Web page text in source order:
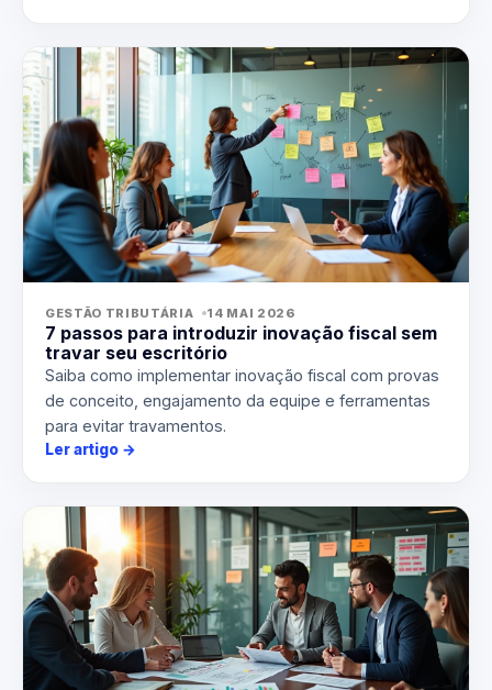
GESTÃO TRIBUTÁRIA 14 MAI 2026
7 passos para introduzir inovação fiscal sem
travar seu escritório
Saiba como implementar inovação fiscal com provas
de conceito, engajamento da equipe e ferramentas
para evitar travamentos.
Ler artigo →